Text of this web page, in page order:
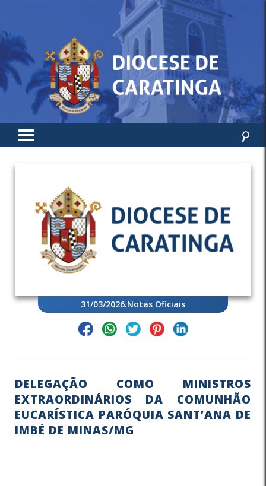
31/03/2026.Notas Oficiais
DELEGAÇÃO COMO MINISTROS
EXTRAORDINÁRIOS DA COMUNHÃO
EUCARÍSTICA PARÓQUIA SANT’ANA DE
IMBÉ DE MINAS/MG